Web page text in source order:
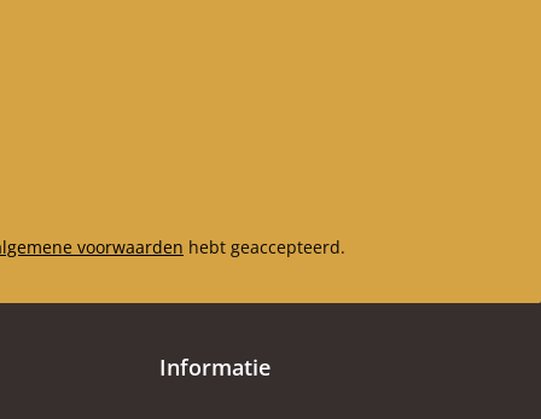
voorwaarden hebt geaccepteerd.
Informatie